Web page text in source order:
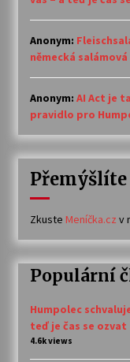
Anonym:
německá
Anonym: AI Act je
pravidlo pro
Přemýšlíte
Zkuste Meníčka.cz v
Populární
Humpolec
teď je čas se ozvat
4.6k views